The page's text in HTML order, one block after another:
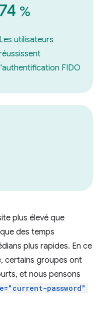
74 %
Les utilisateurs
FIDO
plus élevé que
des temps
plus rapides. En ce
certains groupes ont
et nous pensons
password"